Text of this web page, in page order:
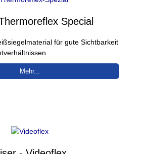
Special
für gute Sichtbarkeit
Mehr...